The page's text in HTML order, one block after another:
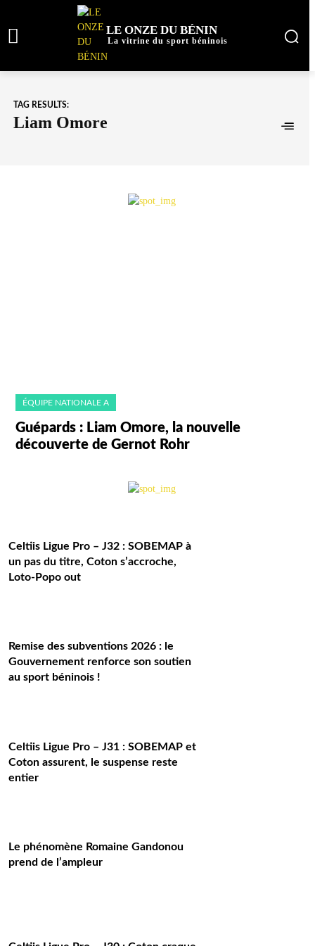
LE ONZE DU BÉNIN
La vitrine du sport béninois
TAG RESULTS:
Liam Omore
ÉQUIPE NATIONALE A
Guépards : Liam Omore, la nouvelle
découverte de Gernot Rohr
Celtiis Ligue Pro – J32 : SOBEMAP à
un pas du titre, Coton s’accroche,
Loto-Popo out
Remise des subventions 2026 : le
Gouvernement renforce son soutien
au sport béninois !
Celtiis Ligue Pro – J31 : SOBEMAP et
Coton assurent, le suspense reste
entier
Le phénomène Romaine Gandonou
prend de l’ampleur